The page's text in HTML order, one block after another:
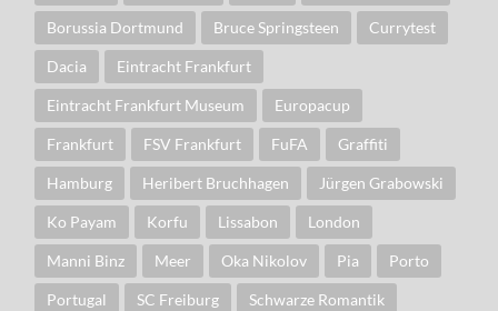
Borussia Dortmund Bruce Springsteen Currytest
Dacia Eintracht Frankfurt
Eintracht Frankfurt Museum Europacup
Frankfurt FSV Frankfurt FuFA Graffiti
Hamburg Heribert Bruchhagen Jürgen Grabowski
Ko Payam Korfu Lissabon London
Manni Binz Meer Oka Nikolov Pia Porto
Portugal SC Freiburg Schwarze Romantik